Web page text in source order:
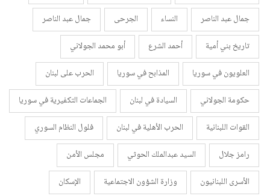
جمال عبد الناصر
النساء الجرحى
جمال عبد الناصر
تاريخ بني أمية
أحمد الشرع
أبو محمد الجولاني
العلويون في سوريا
المذابح في سوريا
الحرب على لبنان
حكومة الجولاني
السيادة في لبنان
الجماعات التكفيرية في سوريا
القوات اللبنانية
الحرب الأهلية في لبنان
فلول النظام السوري
رامز جلال
السيد عبدالملك الحوثي
مجلس الأمن
الأسرى اللبنانيون
وزارة الشؤون الاجتماعية الإسكان